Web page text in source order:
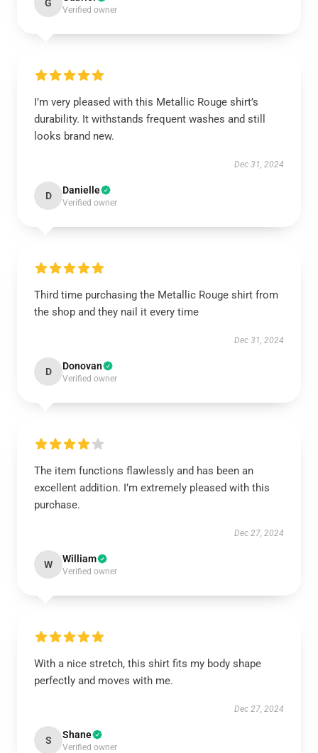
G
Verified owner
I’m very pleased with this Metallic Rouge shirt’s
durability. It withstands frequent washes and still
looks brand new.
Dec 31, 2024
D Danielle
Verified owner
Third time purchasing the Metallic Rouge shirt from
the shop and they nail it every time
Dec 31, 2024
D Donovan
Verified owner
The item functions flawlessly and has been an
excellent addition. I’m extremely pleased with this
purchase.
Dec 27, 2024
W William
Verified owner
With a nice stretch, this shirt fits my body shape
perfectly and moves with me.
Dec 27, 2024
S Shane
Verified owner